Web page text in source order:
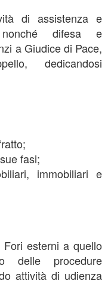
di assistenza e
nonché difesa e
a Giudice di Pace,
dedicandosi
fasi;
immobiliari e
esterni a quello
delle procedure
attività di udienza